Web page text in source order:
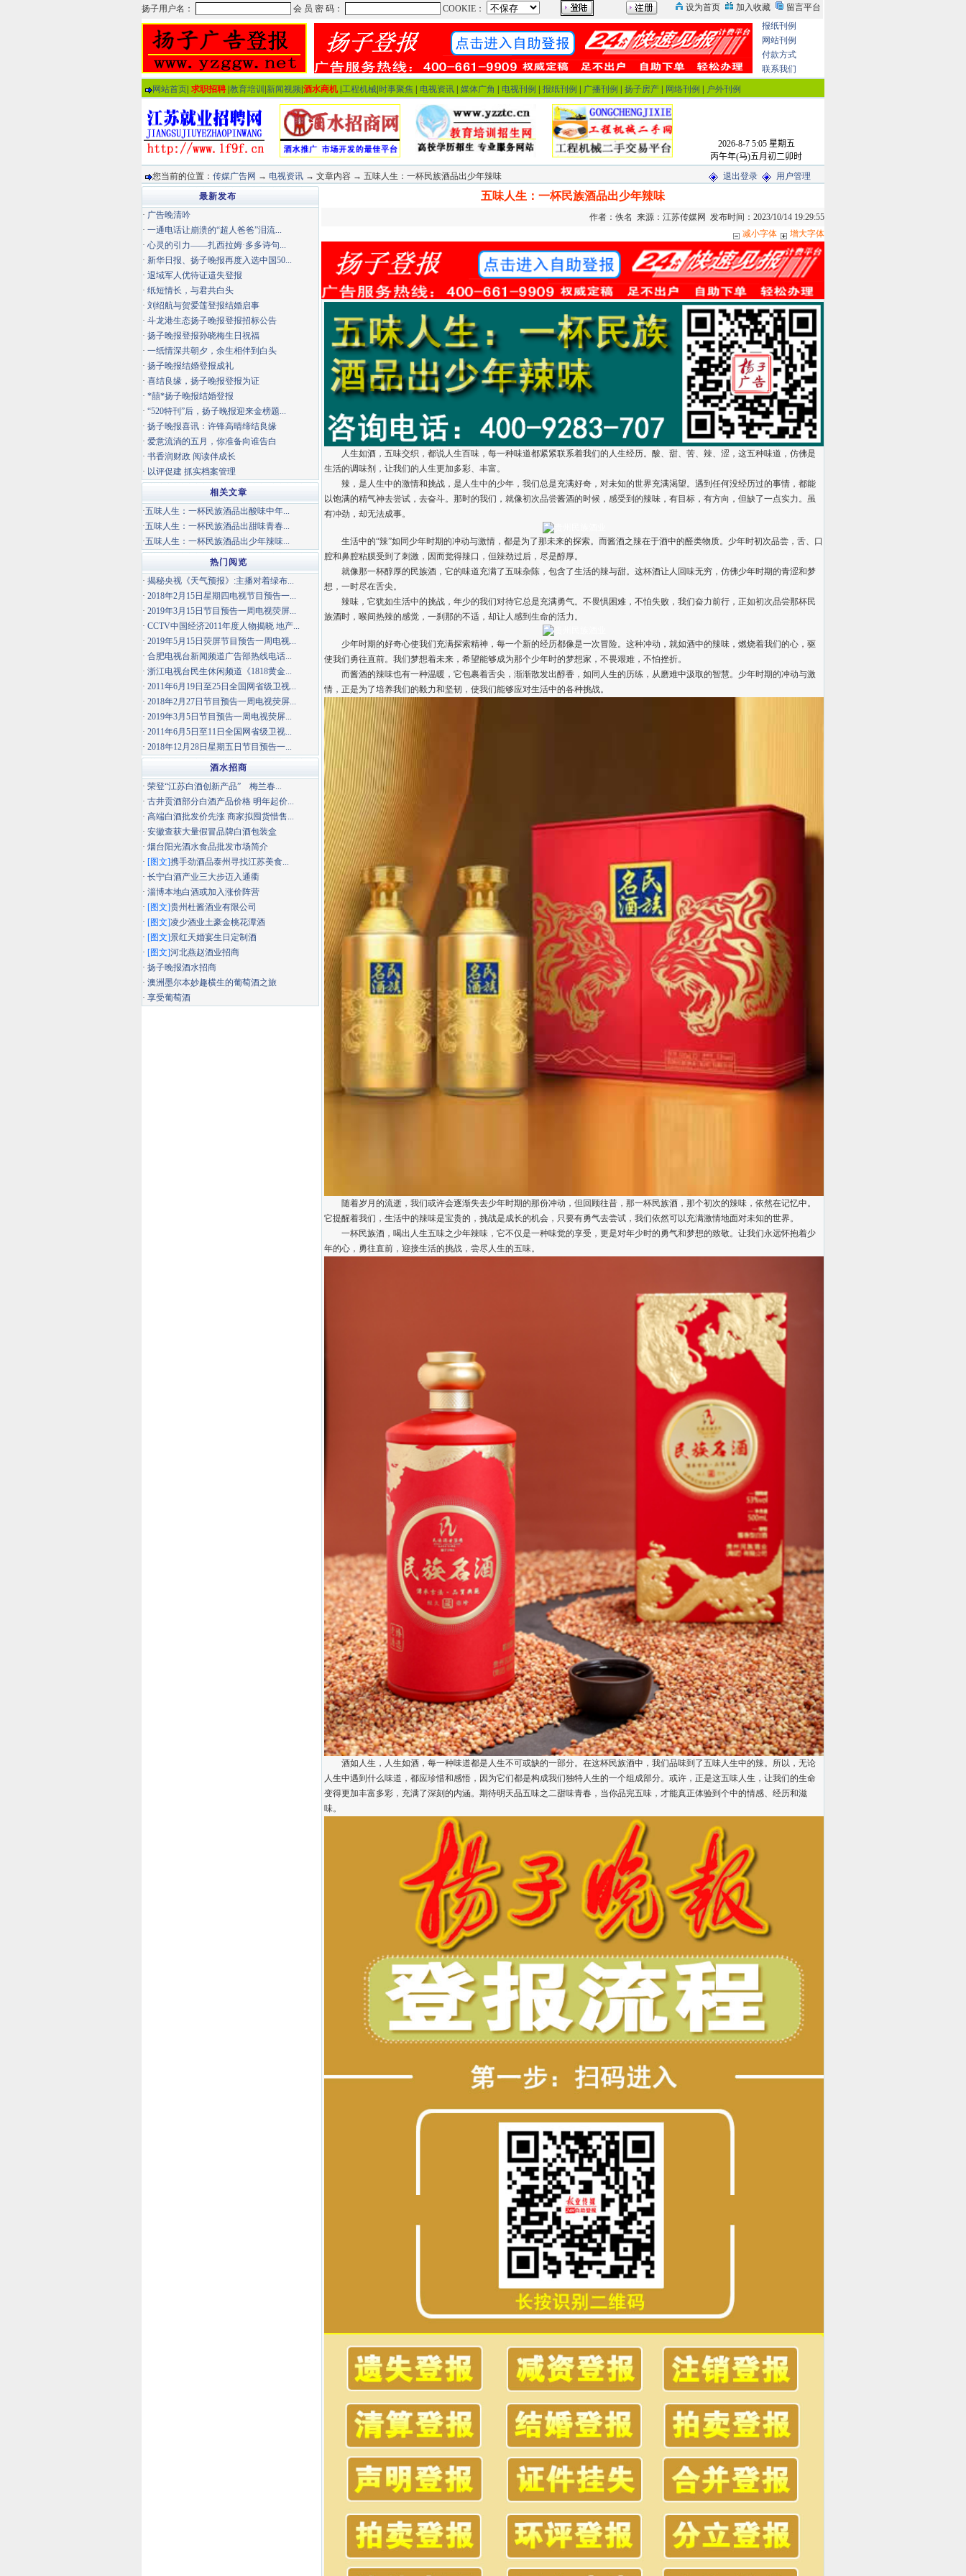
报纸刊例
网站刊例
付款方式
联系我们
网站首页 求职招聘 教育培训 新闻视频 酒水商机 工程机械 时事聚焦 电视资讯 媒体广角 电视刊例 报纸刊例 广播刊例 扬子房产 网络刊例 户外刊例
您当前的位置： 传媒广告网 → 电视资讯 → 文章内容 → 五味人生：一杯民族酒品出少年辣味 退出登录 用户管理
五味人生：一杯民族酒品出少年辣味
作者：佚名 来源：江苏传媒网 发布时间：2023/10/14 19:29:55
减小字体
增大字体
人生如酒，五味交织，都说人生百味，每一种味道都紧紧联系着我们的人生经历。酸、甜、苦、辣、涩，这五种味道，仿佛是
生活的调味剂，让我们的人生更加多彩、丰富。
辣，是人生中的激情和挑战，是人生中的少年，我们总是充满好奇，对未知的世界充满渴望。遇到任何没经历过的事情，都能
以饱满的精气神去尝试，去奋斗。那时的我们，就像初次品尝酱酒的时候，感受到的辣味，有目标，有方向，但缺了一点实力。虽
有冲劲，却无法成事。
生活中的“辣”如同少年时期的冲动与激情，都是为了那未来的探索。而酱酒之辣在于酒中的醛类物质。少年时初次品尝，舌、口
腔和鼻腔粘膜受到了刺激，因而觉得辣口，但辣劲过后，尽是醇厚。
就像那一杯醇厚的民族酒，它的味道充满了五味杂陈，包含了生活的辣与甜。这杯酒让人回味无穷，仿佛少年时期的青涩和梦
想，一时尽在舌尖。
辣味，它犹如生活中的挑战，年少的我们对待它总是充满勇气。不畏惧困难，不怕失败，我们奋力前行，正如初次品尝那杯民
族酒时，喉间热辣的感觉，一刹那的不适，却让人感到生命的活力。
少年时期的好奇心使我们充满探索精神，每一个新的经历都像是一次冒险。这种冲动，就如酒中的辣味，燃烧着我们的心，驱
使我们勇往直前。我们梦想着未来，希望能够成为那个少年时的梦想家，不畏艰难，不怕挫折。
而酱酒的辣味也有一种温暖，它包裹着舌尖，渐渐散发出醇香，如同人生的历练，从磨难中汲取的智慧。少年时期的冲动与激
情，正是为了培养我们的毅力和坚韧，使我们能够应对生活中的各种挑战。
随着岁月的流逝，我们或许会逐渐失去少年时期的那份冲动，但回顾往昔，那一杯民族酒，那个初次的辣味，依然在记忆中。
它提醒着我们，生活中的辣味是宝贵的，挑战是成长的机会，只要有勇气去尝试，我们依然可以充满激情地面对未知的世界。
一杯民族酒，喝出人生五味之少年辣味，它不仅是一种味觉的享受，更是对年少时的勇气和梦想的致敬。让我们永远怀抱着少
年的心，勇往直前，迎接生活的挑战，尝尽人生的五味。
酒如人生，人生如酒，每一种味道都是人生不可或缺的一部分。在这杯民族酒中，我们品味到了五味人生中的辣。所以，无论
人生中遇到什么味道，都应珍惜和感悟，因为它们都是构成我们独特人生的一个组成部分。或许，正是这五味人生，让我们的生命
变得更加丰富多彩，充满了深刻的内涵。期待明天品五味之二甜味青春，当你品完五味，才能真正体验到个中的情感、经历和滋
味。
最新发布
· 广告晚清吟
· 一通电话让崩溃的“超人爸爸”泪流...
· 心灵的引力——扎西拉姆·多多诗句...
· 新华日报、扬子晚报再度入选中国50...
· 退域军人优待证遗失登报
· 纸短情长，与君共白头
· 刘绍航与贺爱莲登报结婚启事
· 斗龙港生态扬子晚报登报招标公告
· 扬子晚报登报孙晓梅生日祝福
· 一纸情深共朝夕，余生相伴到白头
· 扬子晚报结婚登报成礼
· 喜结良缘，扬子晚报登报为证
· *囍*扬子晚报结婚登报
· “520特刊”后，扬子晚报迎来金榜题...
· 扬子晚报喜讯：许锋高晴缔结良缘
· 爱意流淌的五月，你准备向谁告白
· 书香润财政 阅读伴成长
· 以评促建 抓实档案管理
相关文章
·五味人生：一杯民族酒品出酸味中年...
·五味人生：一杯民族酒品出甜味青春...
·五味人生：一杯民族酒品出少年辣味...
热门阅览
· 揭秘央视《天气预报》:主播对着绿布...
· 2018年2月15日星期四电视节目预告一...
· 2019年3月15日节目预告一周电视荧屏...
· CCTV中国经济2011年度人物揭晓 地产...
· 2019年5月15日荧屏节目预告一周电视...
· 合肥电视台新闻频道广告部热线电话...
· 浙江电视台民生休闲频道《1818黄金...
· 2011年6月19日至25日全国网省级卫视...
· 2018年2月27日节目预告一周电视荧屏...
· 2019年3月5日节目预告一周电视荧屏...
· 2011年6月5日至11日全国网省级卫视...
· 2018年12月28日星期五日节目预告一...
酒水招商
· 荣登“江苏白酒创新产品” 梅兰春...
· 古井贡酒部分白酒产品价格 明年起价...
· 高端白酒批发价先涨 商家拟囤货惜售...
· 安徽查获大量假冒品牌白酒包装盒
· 烟台阳光酒水食品批发市场简介
· [图文]携手劲酒品泰州寻找江苏美食...
· 长宁白酒产业三大步迈入通衢
· 淄博本地白酒或加入涨价阵营
· [图文]贵州杜酱酒业有限公司
· [图文]凌少酒业土豪金桃花潭酒
· [图文]景红天婚宴生日定制酒
· [图文]河北燕赵酒业招商
· 扬子晚报酒水招商
· 澳洲墨尔本妙趣横生的葡萄酒之旅
· 享受葡萄酒